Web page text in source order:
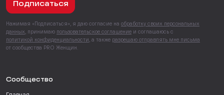
Подписаться
Нажимая «Подписаться», я даю согласие на обработку своих персональных
данных , принимаю пользовательское соглашение и соглашаюсь с
политикой конфиденциальности , а также разрешаю отправлять мне письма
от сообщества PRO Женщин.
Сообщество